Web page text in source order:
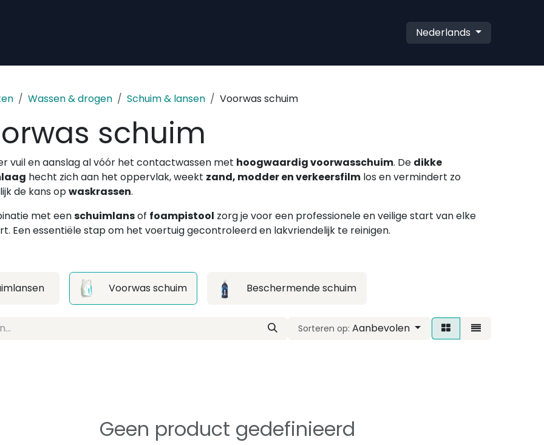
Nederlands
Wassen & drogen Schuim & lansen Voorwas schuim
schuim
vuil en aanslag al vóór het contactwassen met hoogwaardig voorwasschuim. De dikke
hecht zich aan het oppervlak, weekt zand, modder en verkeersfilm los en vermindert zo
de kans opwaskrassen.
met eenschuimlansof foampistool zorg je voor een professionele en veilige start van elke
Een essentiële stap om het voertuig gecontroleerd en lakvriendelijk te reinigen.
Voorwas schuim Beschermende schuim
Sorteren op: Aanbevolen
Geen product gedefinieerd